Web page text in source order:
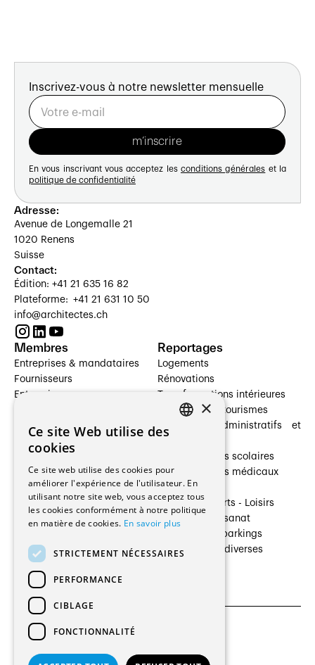
Inscrivez-vous à notre newsletter mensuelle
En vous inscrivant vous acceptez les conditions générales et la
politique de confidentialité
Adresse:
Avenue de Longemalle 21
1020 Renens
Suisse
Contact:
Édition: +41 21 635 16 82
Plateforme: +41 21 631 10 50
info@architectes.ch
Membres
Entreprises & mandataires
Fournisseurs
Entreprises
Architectes paysagistes
Architectes d'intérieur
Entreprises générales
Ingénieurs et mandataires
Fabricants / Fournisseurs
Régies immobilières
Gestion PPE
Reportages
Logements
Rénovations
Transformations intérieures
Hôtelleries et tourismes
Bâtiments administratifs et
Établissements scolaires
Établissements médicaux
Villas
Cultures - Sports - Loisirs
Industrie - Artisanat
Transports et parkings
Constructions diverses
CGU et Politique de confidentialités
×
Ce site Web utilise des
cookies
Ce site web utilise des cookies pour
améliorer l'expérience de l'utilisateur. En
utilisant notre site web, vous acceptez tous
les cookies conformément à notre politique
en matière de cookies. En savoir plus
STRICTEMENT NÉCESSAIRES
PERFORMANCE
CIBLAGE
FONCTIONNALITÉ